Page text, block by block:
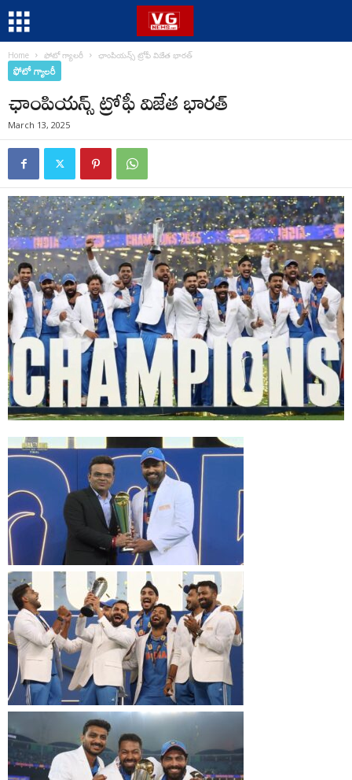
Home ఫోటో గ్యాలరీ ఛాంపియన్స్ ట్రోఫీ విజేత భారత్
ఫోటో గ్యాలరీ
ఛాంపియన్స్ ట్రోఫీ విజేత భారత్
March 13, 2025